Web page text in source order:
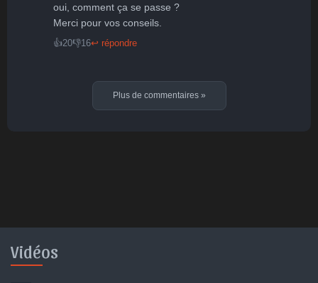
oui, comment ça se passe ?
Merci pour vos conseils.
👍20👎16↩ répondre
Plus de commentaires »
Vidéos